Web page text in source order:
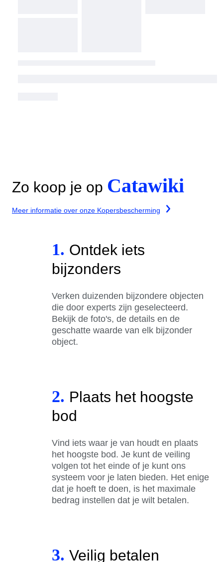
Zo koop je op Catawiki
Meer informatie over onze Kopersbescherming
1. Ontdek iets
bijzonders
Verken duizenden bijzondere objecten
die door experts zijn geselecteerd.
Bekijk de foto's, de details en de
geschatte waarde van elk bijzonder
object.
2. Plaats het hoogste
bod
Vind iets waar je van houdt en plaats
het hoogste bod. Je kunt de veiling
volgen tot het einde of je kunt ons
systeem voor je laten bieden. Het enige
dat je hoeft te doen, is het maximale
bedrag instellen dat je wilt betalen.
3. Veilig betalen